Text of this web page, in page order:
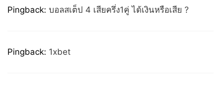
Pingback: บอลสเต็ป 4 เสียครึ่ง1คู่ ได้เงินหรือเสีย ?
Pingback: 1xbet